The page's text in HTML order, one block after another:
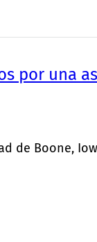
por una
Boone,